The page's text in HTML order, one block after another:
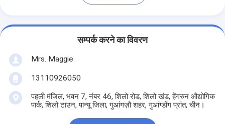
सम्पर्क करने का विवरण
Mrs. Maggie
13110926050
पहली मंजिल, भवन 7, नंबर 46, शिलो रोड, शिलो खंड, हेंगरुन औद्योगिक
पार्क, शिलो टाउन, पान्यू जिला, गुआंगज़ौ शहर, गुआंग्डोंग प्रांत, चीन।